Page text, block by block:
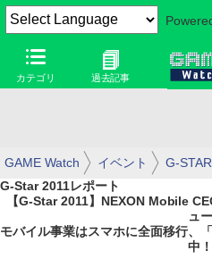
カテゴリ 過去記事
GAME Watch イベント G-STAR
G-Star 2011レポート
【G-Star 2011】NEXON Mobile
ュー
モバイル事業はスマホに全面移行、
中！